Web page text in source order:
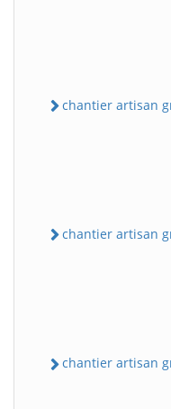
chantier artisan
chantier artisan
chantier artisan